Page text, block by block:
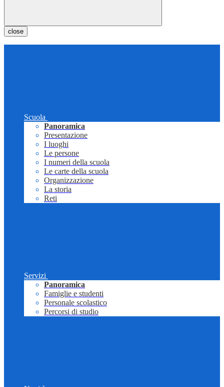
close
Scuola
Panoramica
Presentazione
I luoghi
Le persone
I numeri della scuola
Le carte della scuola
Organizzazione
La storia
Reti
Servizi
Panoramica
Famiglie e studenti
Personale scolastico
Percorsi di studio